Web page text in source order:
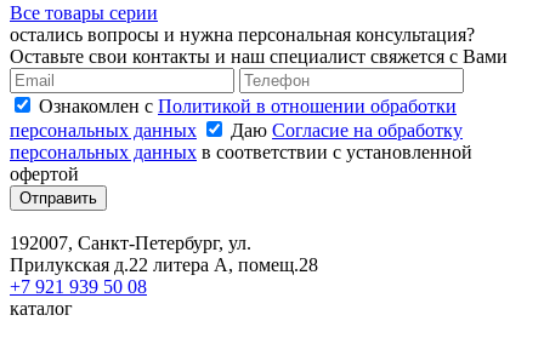
Все товары серии
остались вопросы и нужна персональная консультация?
Оставьте свои контакты и наш специалист свяжется с Вами
Ознакомлен с Политикой в отношении обработки
персональных данных
Даю Согласие на обработку
персональных данных в соответствии с установленной
офертой
Отправить
192007, Санкт-Петербург, ул.
Прилукская д.22 литера А, помещ.28
+7 921 939 50 08
каталог